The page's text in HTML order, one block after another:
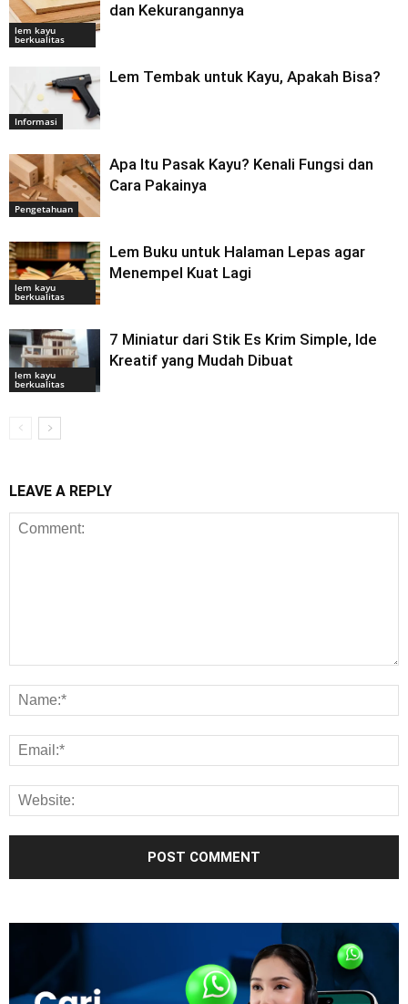
lem kayu
berkualitas
dan Kekurangannya
Informasi
Lem Tembak untuk Kayu, Apakah Bisa?
Pengetahuan
Apa Itu Pasak Kayu? Kenali Fungsi dan
Cara Pakainya
lem kayu
berkualitas
Lem Buku untuk Halaman Lepas agar
Menempel Kuat Lagi
lem kayu
berkualitas
7 Miniatur dari Stik Es Krim Simple, Ide
Kreatif yang Mudah Dibuat
LEAVE A REPLY